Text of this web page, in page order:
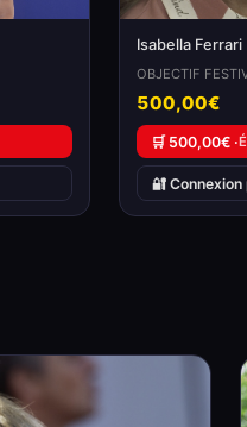
Isabella Ferrari
OBJECTIF
500,00€
🛒 500,00€ ·
🔐